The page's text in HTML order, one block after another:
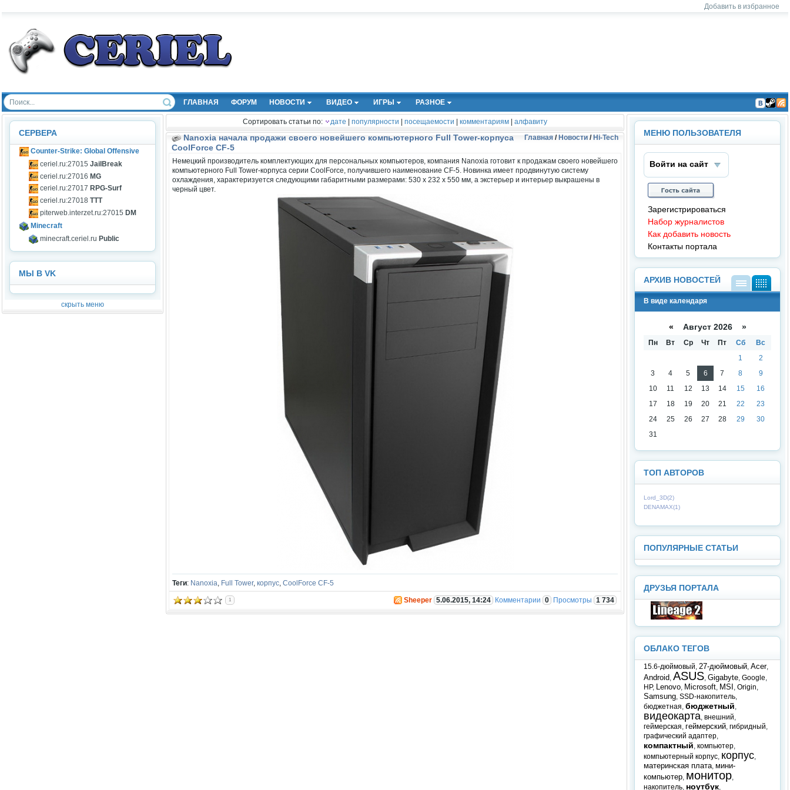
Добавить в избранное
ГЛАВНАЯ ФОРУМ НОВОСТИ ВИДЕО ИГРЫ
РАЗНОЕ
Чт
ен
S
На
ша
а в
На
ша
а в
СЕРВЕРА
Counter-Strike: Global Offensive
ceriel.ru:27015 JailBreak
ceriel.ru:27016 MG
ceriel.ru:27017 RPG-Surf
ceriel.ru:27018 TTT
piterweb.interzet.ru:27015 DM
Minecraft
minecraft.ceriel.ru Public
МЫ В VK
скрыть меню
Сортировать статьи по: дате популярности посещаемости комментариям
алфавиту
Главная / Новости / Hi-Tech
Nanoxia начала продажи своего новейшего компьютерного Full Tower-корпуса
CoolForce CF-5
Немецкий производитель комплектующих для персональных компьютеров, компания Nanoxia готовит к продажам своего новейшего
компьютерного Full Tower-корпуса серии CoolForce, получившего наименование CF-5. Новинка имеет продвинутую систему
охлаждения, характеризуется следующими габаритными размерами: 530 x 232 x 550 мм, а экстерьер и интерьер выкрашены в
черный цвет.
Теги: Nanoxia, Full Tower, корпус, CoolForce CF-5
1 Sheeper 5.06.2015, 14:24 Комментарии 0 Просмотры 1 734
МЕНЮ ПОЛЬЗОВАТЕЛЯ
Войти на сайт
Зарегистрироваться
Набор журналистов
Как добавить новость
Контакты портала
АРХИВ НОВОСТЕЙ
В
кален
В
списк
В виде календаря
« Август 2026 »
Пн Вт Ср Чт Пт Сб
Вс
1
2
3
4 5 6 7 8
9
10
11 12 13 14 15
16
17
18 19 20 21 22
23
24
25 26 27 28 29
30
31
ТОП АВТОРОВ
Lord_3D(2)
DENAMAX(1)
ПОПУЛЯРНЫЕ СТАТЬИ
ДРУЗЬЯ ПОРТАЛА
ОБЛАКО ТЕГОВ
15.6-дюймовый, 27-дюймовый, Acer,
Android, ASUS, Gigabyte, Google,
HP, Lenovo, Microsoft, MSI , Origin,
Samsung, SSD-накопитель,
бюджетная, бюджетный,
видеокарта, внешний,
геймерская, геймерский, гибридный,
графический адаптер,
компактный, компьютер,
компьютерный корпус, корпус,
материнская плата, мини-
компьютер, монитор,
накопитель, ноутбук,